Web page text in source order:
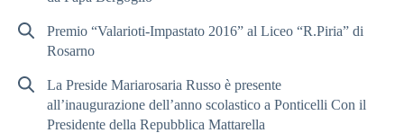
Premio “Valarioti-Impastato 2016” al Liceo “R.Piria” di
Rosarno
La Preside Mariarosaria Russo è presente
all’inaugurazione dell’anno scolastico a Ponticelli Con il
Presidente della Repubblica Mattarella